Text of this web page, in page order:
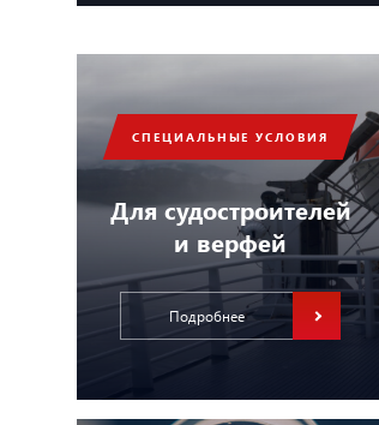
СПЕЦИАЛЬНЫЕ УСЛОВИЯ
Для судостроителей
и верфей
Подробнее